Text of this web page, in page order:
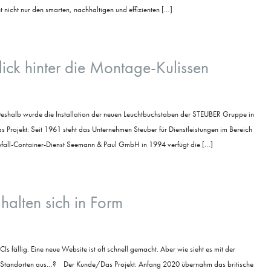
nur den smarten, nachhaltigen und effizienten […]
hinter die Montage-Kulissen
wurde die Installation der neuen Leuchtbuchstaben der STEUBER Gruppe in
Seit 1961 steht das Unternehmen Steuber für Dienstleistungen im Bereich
Container-Dienst Seemann & Paul GmbH in 1994 verfügt die […]
sich in Form
fällig. Eine neue Website ist oft schnell gemacht. Aber wie sieht es mit der
aus…? Der Kunde/Das Projekt: Anfang 2020 übernahm das britische